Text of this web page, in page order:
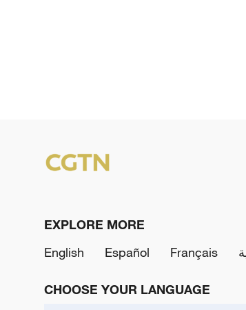
EXPLORE MORE
English
Español Français
CHOOSE YOUR LANGUAGE